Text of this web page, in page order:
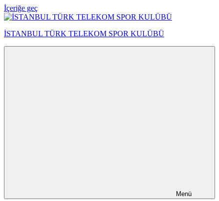
İçeriğe geç
İSTANBUL TÜRK TELEKOM SPOR KULÜBÜ
Menü